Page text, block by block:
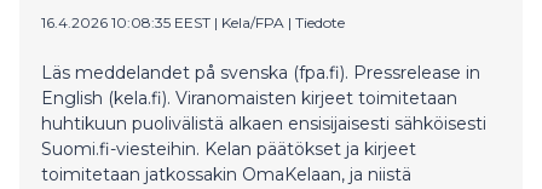
16.4.2026 10:08:35 EEST | Kela/FPA | Tiedote
Läs meddelandet på svenska (fpa.fi). Pressrelease in
English (kela.fi). Viranomaisten kirjeet toimitetaan
huhtikuun puolivälistä alkaen ensisijaisesti sähköisesti
Suomi.fi-viesteihin. Kelan päätökset ja kirjeet
toimitetaan jatkossakin OmaKelaan, ja niistä